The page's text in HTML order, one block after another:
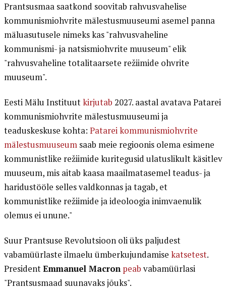
Prantsusmaa saatkond soovitab rahvusvahelise
kommunismiohvrite mälestusmuuseumi asemel panna
mäluasutusele nimeks kas "rahvusvaheline
kommunismi- ja natsismiohvrite muuseum" elik
"rahvusvaheline totalitaarsete režiimide ohvrite
muuseum".
Eesti Mälu Instituutkirjutab 2027. aastal avatava Patarei
kommunismiohvrite mälestusmuuseumi ja
teaduskeskuse kohta: Patarei kommunismiohvrite
mälestusmuuseumsaab meie regioonis olema esimene
kommunistlike režiimide kuritegusid ulatuslikult käsitlev
muuseum, mis aitab kaasa maailmatasemel teadus- ja
haridustööle selles valdkonnas ja tagab, et
kommunistlike režiimide ja ideoloogia inimvaenulik
olemus ei unune."
Suur Prantsuse Revolutsioon oli üks paljudest
vabamüürlaste ilmaelu ümberkujundamise katsetest.
PresidentEmmanuel Macron peab vabamüürlasi
"Prantsusmaad suunavaks jõuks".